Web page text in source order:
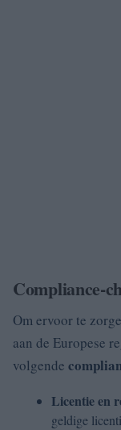
Compliance-
Om ervoor te
aan de Europese
volgende
Licentie en
geldige